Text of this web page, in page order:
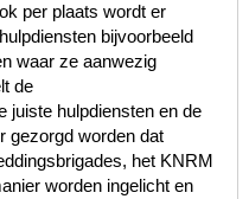
per plaats wordt er
bijvoorbeeld
waar ze aanwezig
de
juiste hulpdiensten en de
gezorgd worden dat
het KNRM
worden ingelicht en